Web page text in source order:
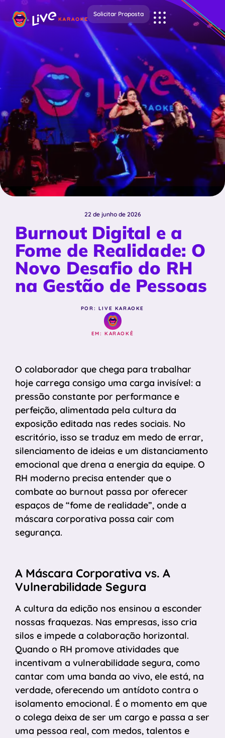
Solicitar Proposta
22 de junho de 2026
Burnout Digital e a
Fome de Realidade: O
Novo Desafio do RH
na Gestão de Pessoas
POR: LIVE KARAOKE
EM:KARAOKÊ
O colaborador que chega para trabalhar
hoje carrega consigo uma carga invisível: a
pressão constante por performance e
perfeição, alimentada pela cultura da
exposição editada nas redes sociais. No
escritório, isso se traduz em medo de errar,
silenciamento de ideias e um distanciamento
emocional que drena a energia da equipe. O
RH moderno precisa entender que o
combate ao burnout passa por oferecer
espaços de “fome de realidade”, onde a
máscara corporativa possa cair com
segurança.
A Máscara Corporativa vs. A
Vulnerabilidade Segura
A cultura da edição nos ensinou a esconder
nossas fraquezas. Nas empresas, isso cria
silos e impede a colaboração horizontal.
Quando o RH promove atividades que
incentivam a vulnerabilidade segura, como
cantar com uma banda ao vivo, ele está, na
verdade, oferecendo um antídoto contra o
isolamento emocional. É o momento em que
o colega deixa de ser um cargo e passa a ser
uma pessoa real, com medos, talentos e